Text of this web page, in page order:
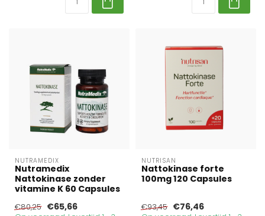
NUTRAMEDIX
Nutramedix
Nattokinase zonder
vitamine K 60 Capsules
€80,25 €65,66
NUTRISAN
Nattokinase forte
100mg 120 Capsules
€93,45 €76,46